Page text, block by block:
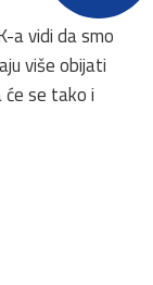
a vidi da smo
više obijati
će se tako i